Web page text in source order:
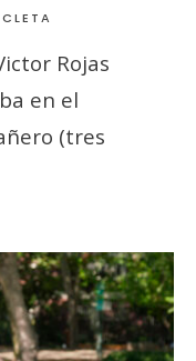
Rojas
en el
(tres